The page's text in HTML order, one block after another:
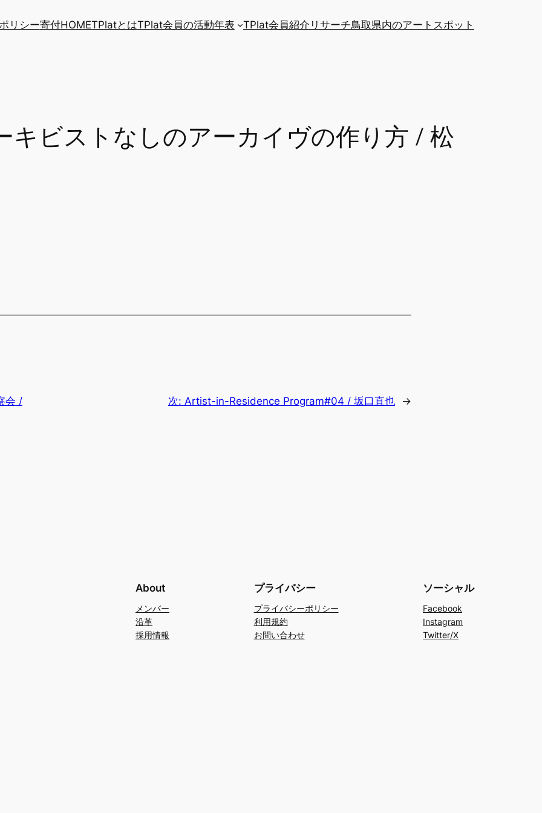
リシー寄付HOMETPlatとはTPlat会員の活動年表 TPlat会員紹介 リサーチ鳥取県内のアートスポット
ビストなしのアーカイヴの作り方 / 松
会 / 次: Artist-in-Residence Program#04 / 坂口直也 →
About
メンバー
沿革
採用情報
プライバシー
プライバシーポリシー
利用規約
お問い合わせ
ソーシャル
Facebook
Instagram
Twitter/X